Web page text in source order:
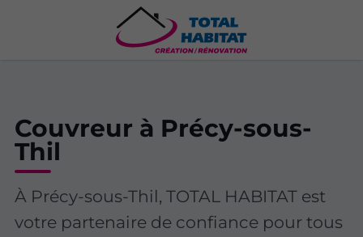
Couvreur à Précy-sous-
Thil
À Précy-sous-Thil, TOTAL HABITAT est
votre partenaire de confiance pour tous